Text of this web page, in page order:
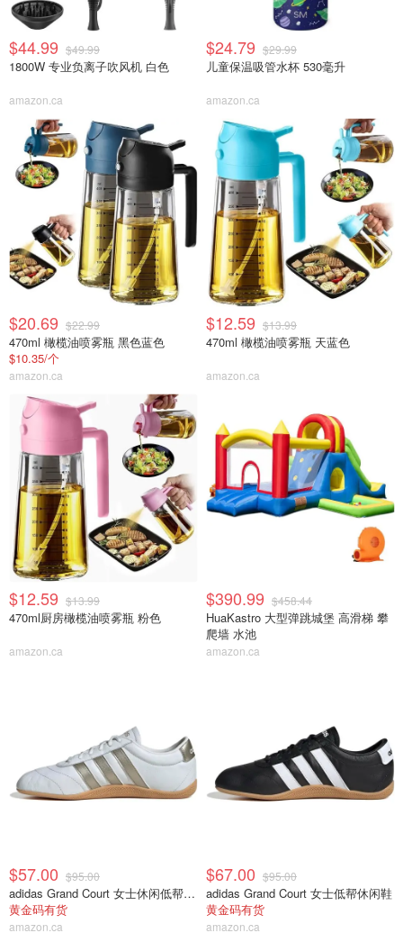
$44.99 $49.99
1800W 专业负离子吹风机 白色
amazon.ca
$24.79 $29.99
儿童保温吸管水杯 530毫升
amazon.ca
$20.69 $22.99
470ml 橄榄油喷雾瓶 黑色蓝色
$10.35/个
amazon.ca
$12.59 $13.99
470ml 橄榄油喷雾瓶 天蓝色
amazon.ca
$12.59 $13.99
470ml厨房橄榄油喷雾瓶 粉色
amazon.ca
$390.99 $458.44
HuaKastro 大型弹跳城堡 高滑梯 攀
爬墙 水池
amazon.ca
$57.00 $95.00
adidas Grand Court 女士休闲低帮运动鞋
黄金码有货
amazon.ca
$67.00 $95.00
adidas Grand Court 女士低帮休闲鞋
黄金码有货
amazon.ca